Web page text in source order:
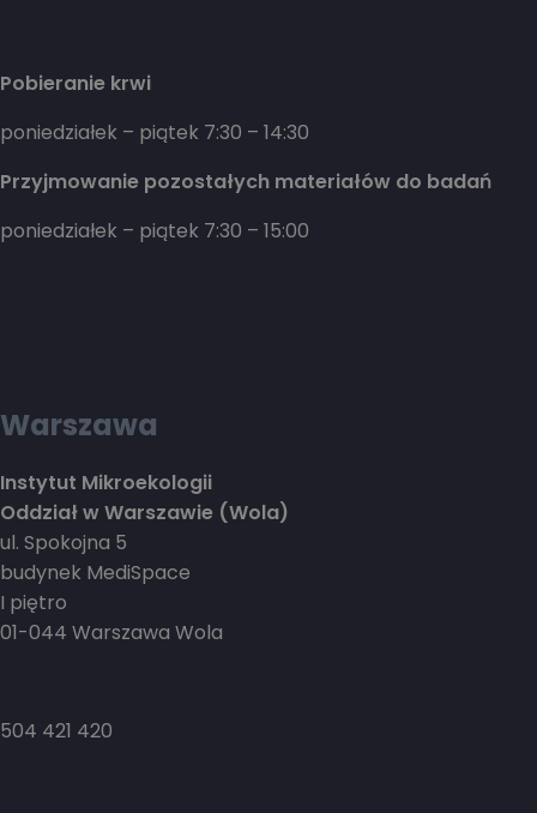
Pobieranie krwi
poniedziałek – piątek 7:30 – 14:30
Przyjmowanie pozostałych materiałów do badań
poniedziałek – piątek 7:30 – 15:00
Warszawa
Instytut Mikroekologii
Oddział w Warszawie (Wola)
ul. Spokojna 5
budynek MediSpace
I piętro
01-044 Warszawa Wola
504 421 420